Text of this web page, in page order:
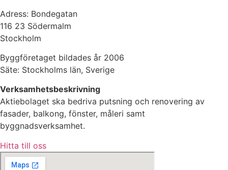
Adress: Bondegatan
116 23 Södermalm
Stockholm
Byggföretaget bildades år 2006
Säte: Stockholms län, Sverige
Verksamhetsbeskrivning
Aktiebolaget ska bedriva putsning och renovering av
fasader, balkong, fönster, måleri samt
byggnadsverksamhet.
Hitta till oss